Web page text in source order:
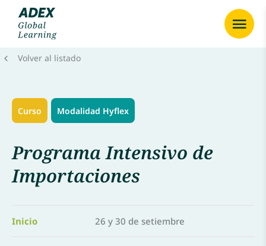
Curso Modalidad Hyflex
Programa Intensivo de
Importaciones
Inicio 26 y 30 de setiembre
Volver al listado